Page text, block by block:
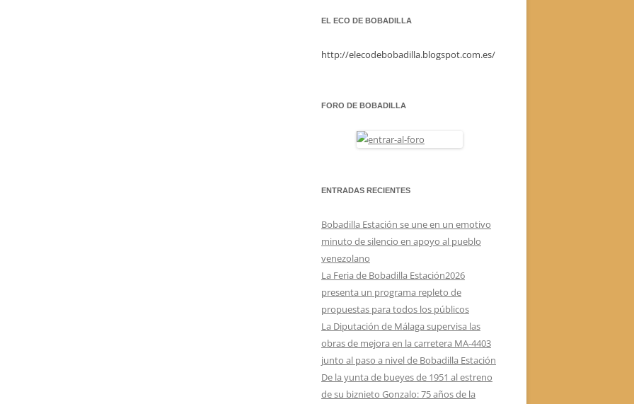
EL ECO DE BOBADILLA
http://elecodebobadilla.blogspot.com.es/
FORO DE BOBADILLA
ENTRADAS RECIENTES
Bobadilla Estación se une en un emotivo
minuto de silencio en apoyo al pueblo
venezolano
La Feria de Bobadilla Estación2026
presenta un programa repleto de
propuestas para todos los públicos
La Diputación de Málaga supervisa las
obras de mejora en la carretera MA-4403
junto al paso a nivel de Bobadilla Estación
De la yunta de bueyes de 1951 al estreno
de su biznieto Gonzalo: 75 años de la